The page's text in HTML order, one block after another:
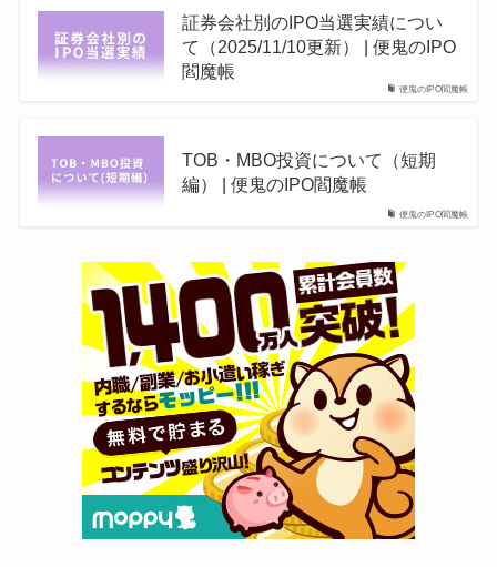
便鬼のIPO閻魔帳
証券会社別のIPO当選実績につい
て（2025/11/10更新） | 便鬼のIPO
閻魔帳
便鬼のIPO閻魔帳
TOB・MBO投資について（短期
編） | 便鬼のIPO閻魔帳